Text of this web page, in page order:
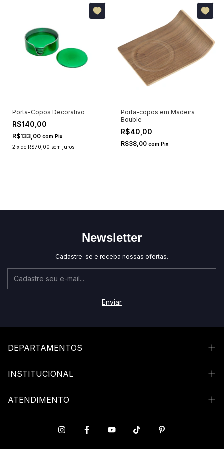
Porta-Copos Decorativo
R$140,00
R$133,00 com Pix
2 x de R$70,00 sem juros
Porta-copos em Madeira
Bouble
R$40,00
R$38,00 com Pix
Newsletter
Cadastre-se e receba nossas ofertas.
DEPARTAMENTOS
INSTITUCIONAL
ATENDIMENTO